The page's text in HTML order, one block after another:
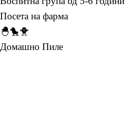
Посета на фарма
🐣🐤🐥
Домашно Пиле